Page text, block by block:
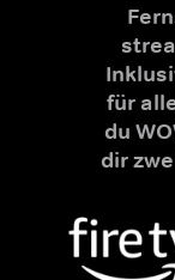
für
du
dir